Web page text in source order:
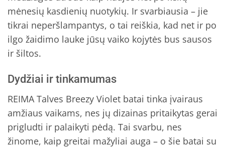
mėnesių kasdienių nuotykių. Ir svarbiausia – jie
tikrai neperšlampantys, o tai reiškia, kad net ir po
ilgo žaidimo lauke jūsų vaiko kojytės bus sausos
ir šiltos.
Dydžiai ir tinkamumas
REIMA Talves Breezy Violet batai tinka įvairaus
amžiaus vaikams, nes jų dizainas pritaikytas gerai
prigludti ir palaikyti pėdą. Tai svarbu, nes
žinome, kaip greitai mažyliai auga – o šie batai su